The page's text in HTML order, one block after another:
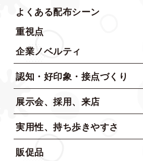
よくある配布シーン
重視点
企業ノベルティ
認知・好印象・接点づくり
展示会、採用、来店
実用性、持ち歩きやすさ
販促品